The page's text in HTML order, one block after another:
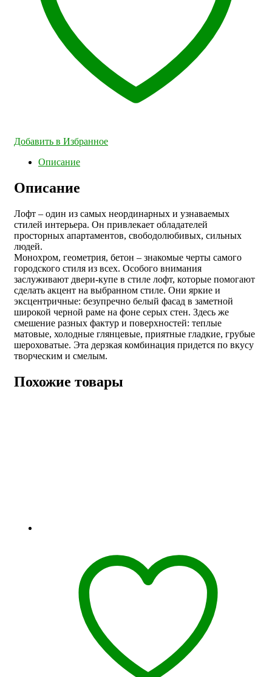
Добавить в Избранное
Описание
Описание
Лофт – один из самых неординарных и узнаваемых
стилей интерьера. Он привлекает обладателей
просторных апартаментов, свободолюбивых, сильных
людей.
Монохром, геометрия, бетон – знакомые черты самого
городского стиля из всех. Особого внимания
заслуживают двери-купе в стиле лофт, которые помогают
сделать акцент на выбранном стиле. Они яркие и
эксцентричные: безупречно белый фасад в заметной
широкой черной раме на фоне серых стен. Здесь же
смешение разных фактур и поверхностей: теплые
матовые, холодные глянцевые, приятные гладкие, грубые
шероховатые. Эта дерзкая комбинация придется по вкусу
творческим и смелым.
Похожие товары